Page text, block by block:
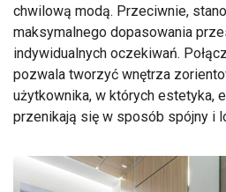
chwilową modą. Przeciwnie,
maksymalnego dopasowania
indywidualnych oczekiwań.
pozwala tworzyć wnętrza
użytkownika, w których estetyka,
przenikają się w sposób spójny i